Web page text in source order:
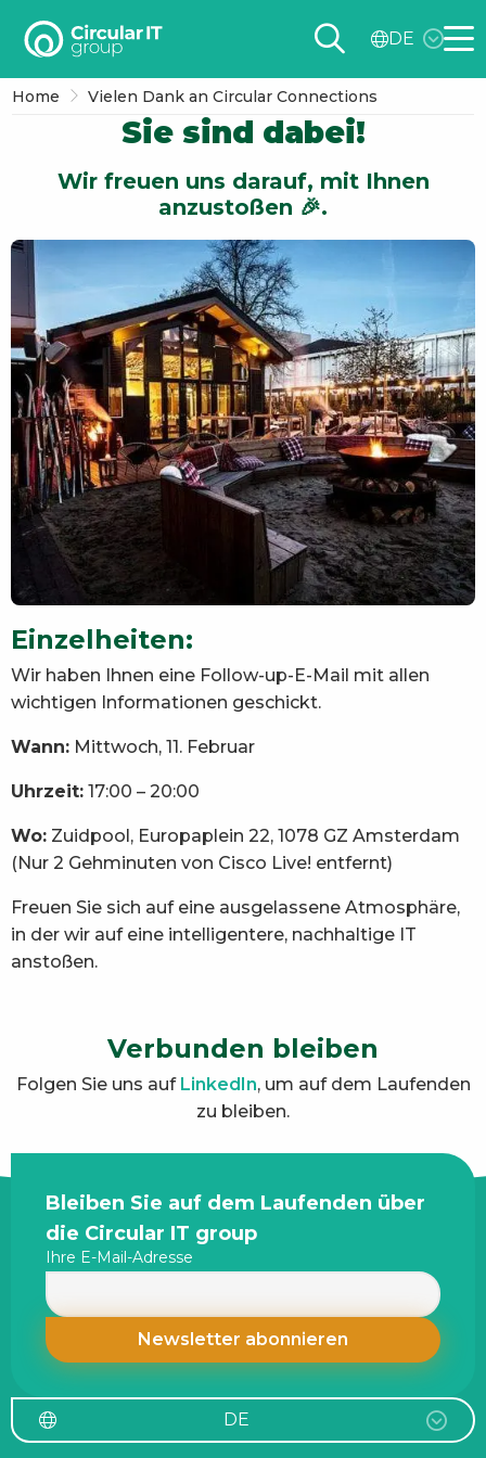
Circular
group
DE
Home Vielen Dank an Circular Connections
Sie sind dabei!
Wir freuen uns darauf, mit Ihnen
anzustoßen 🎉.
Einzelheiten:
Wir haben Ihnen eine Follow-up-E-Mail mit allen
wichtigen Informationen geschickt.
Wann: Mittwoch, 11. Februar
Uhrzeit: 17:00 – 20:00
Wo: Zuidpool, Europaplein 22, 1078 GZ Amsterdam
(Nur 2 Gehminuten von Cisco Live! entfernt)
Freuen Sie sich auf eine ausgelassene Atmosphäre,
in der wir auf eine intelligentere, nachhaltige IT
anstoßen.
Verbunden bleiben
Folgen Sie uns auf LinkedIn, um auf dem Laufenden
zu bleiben.
Site
footer
Bleiben Sie auf dem Laufenden über
die Circular IT group
Ihre E-Mail-Adresse
DE